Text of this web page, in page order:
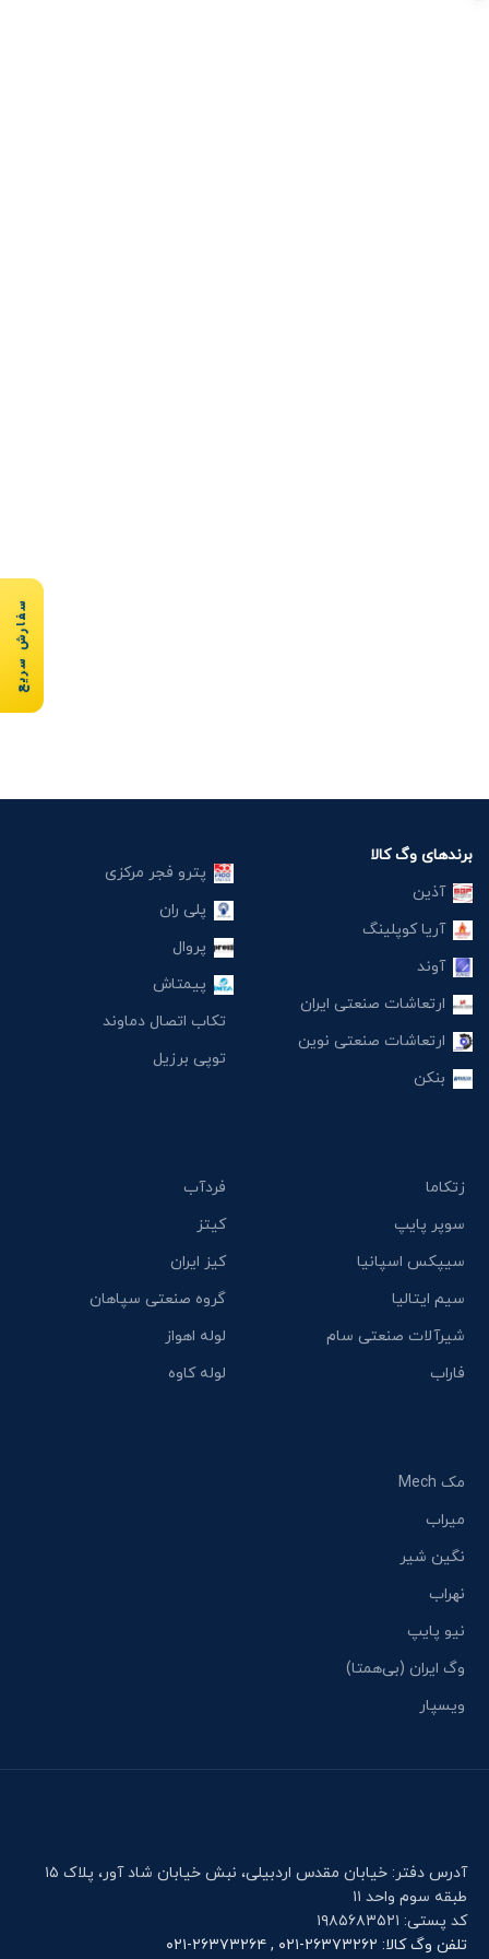
برندهای وگ کالا
آذین
آریا کوپلینگ
آوند
ارتعاشات صنعتی ایران
ارتعاشات صنعتی نوین
بنکن
پترو فجر مرکزی
پلی ران
پروال
پیمتاش
تکاب اتصال دماوند
توپی برزیل
زتکاما
سوپر پایپ
سیپکس اسپانیا
سیم ایتالیا
شیرآلات صنعتی سام
فاراب
فردآب
کیتز
کیز ایران
گروه صنعتی سپاهان
لوله اهواز
لوله کاوه
مک Mech
میراب
نگین شیر
نهراب
نیو پایپ
وگ ایران (بی‌همتا)
ویسپار
آدرس دفتر: خیابان مقدس اردبیلی، نبش خیابان شاد آور، پلاک ۱۵
طبقه سوم واحد ۱۱
کد پستی: ۱۹۸۵۶۸۳۵۲۱
تلفن وگ کالا: ۲۶۳۷۳۲۶۲-۰۲۱ , ۲۶۳۷۳۲۶۴-۰۲۱
سفارش سریع